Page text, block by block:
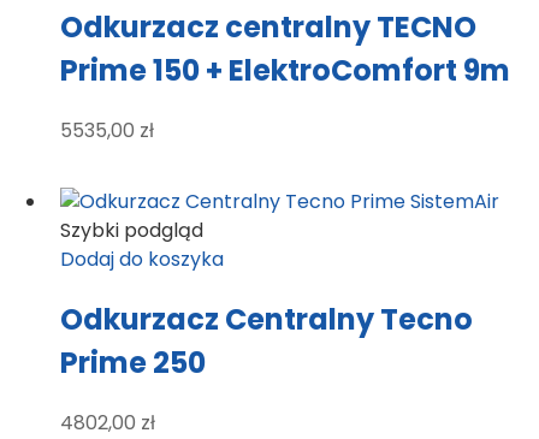
Odkurzacz centralny TECNO
Prime 150 + ElektroComfort 9m
5535,00 zł
Szybki podgląd
Dodaj do koszyka
Odkurzacz Centralny Tecno
Prime 250
4802,00 zł